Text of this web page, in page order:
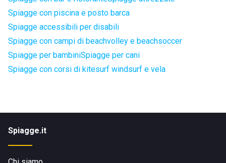
Spiagge con piscina e posto barca
Spiagge accessibili per disabili
Spiagge con campi di beachvolley e beachsoccer
Spiagge per bambiniSpiagge per cani
Spiagge con corsi di kitesurf windsurf e vela
Spiagge.it